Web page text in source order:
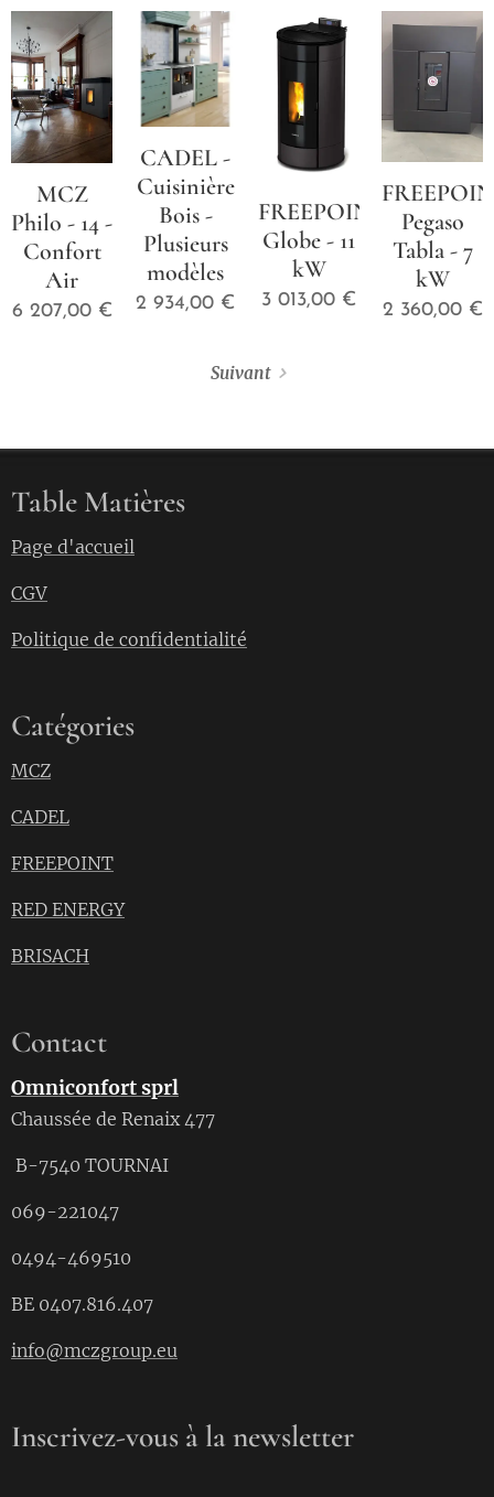
MCZ
Philo - 14 -
Confort
Air
6 207,00€
CADEL -
Cuisinière
Bois -
Plusieurs
modèles
2 934,00 €
FREEPOINT
Globe - 11
kW
3 013,00 €
Pegaso
Tabla - 7
kW
2 360,00€
Suivant
Table Matières
Page d'accueil
CGV
Politique de confidentialité
Catégories
MCZ
CADEL
FREEPOINT
RED ENERGY
BRISACH
Contact
Omniconfort sprl
Chaussée de Renaix 477
B-7540 TOURNAI
069-221047
0494-469510
BE 0407.816.407
info@mczgroup.eu
Inscrivez-vous à la newsletter